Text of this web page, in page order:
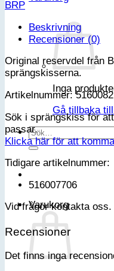
Inga
Gå tillbaka
Sök
efter:
Varukorg
BRP
Beskrivning
Recensioner (0)
Original reservdel från
sprängskisserna.
Artikelnummer:
Sök i sprängskiss för
passar.
Klicka här för att
Tidigare artikelnummer:
516007706
Vid frågor kontakta oss.
Recensioner
Det finns inga